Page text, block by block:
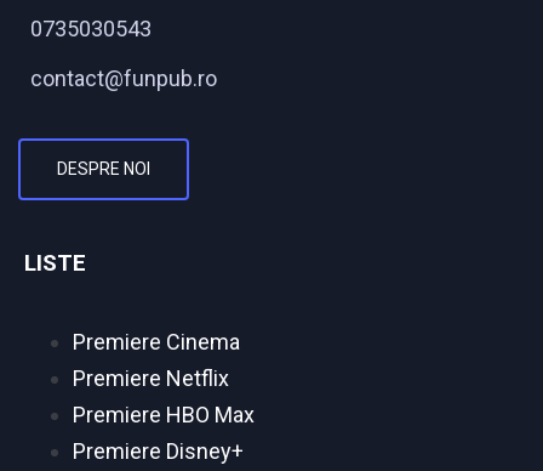
0735030543
contact@funpub.ro
DESPRE NOI
LISTE
Premiere Cinema
Premiere Netflix
Premiere HBO Max
Premiere Disney+